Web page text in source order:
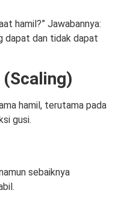
hamil?” Jawabannya:
dapat dan tidak dapat
(Scaling)
hamil, terutama pada
gusi.
sebaiknya